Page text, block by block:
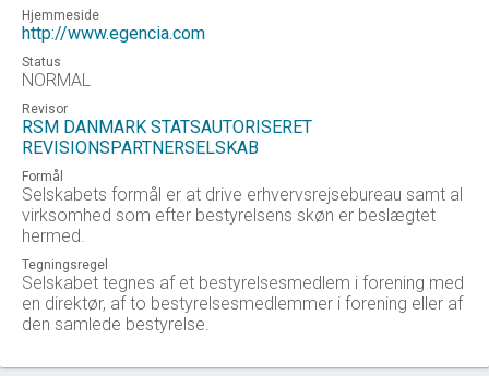
Hjemmeside
http://www.egencia.com
Status
NORMAL
Revisor
RSM DANMARK STATSAUTORISERET
REVISIONSPARTNERSELSKAB
Formål
Selskabets formål er at drive erhvervsrejsebureau samt al
virksomhed som efter bestyrelsens skøn er beslægtet
hermed.
Tegningsregel
Selskabet tegnes af et bestyrelsesmedlem i forening med
en direktør, af to bestyrelsesmedlemmer i forening eller af
den samlede bestyrelse.